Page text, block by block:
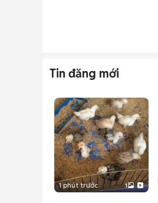
Tin đăng mới
1 phút trước 1